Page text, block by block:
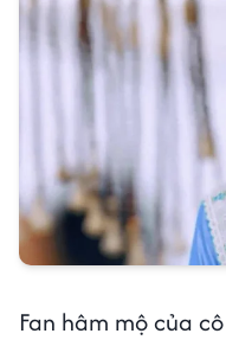
Fan hâm mộ của